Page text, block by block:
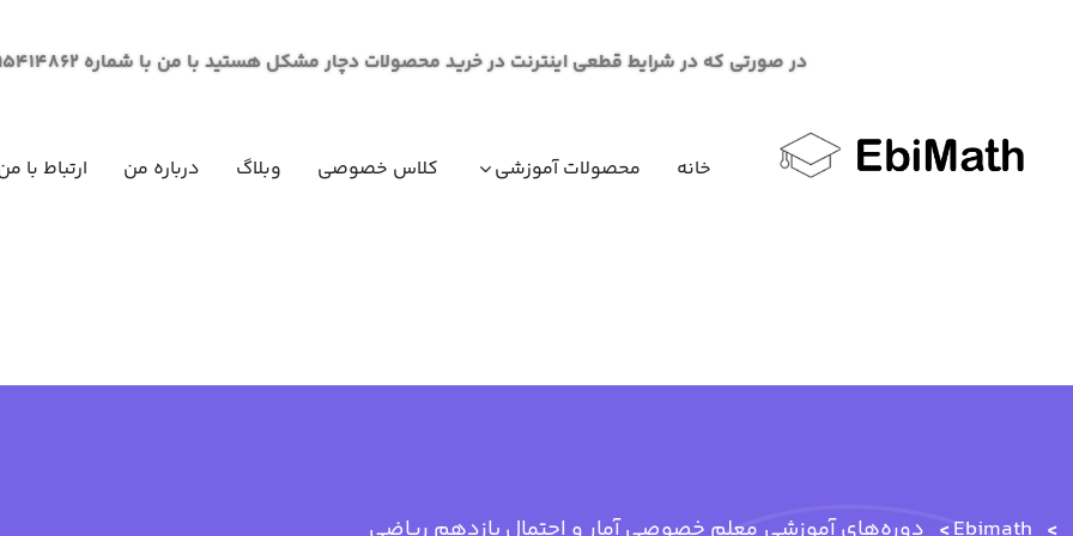
در صورتی که در شرایط قطعی اینترنت در خرید محصولات دچار مشکل هستید با من با شماره 09195414862 از طریق پیام در ارتباط باشید.
خانه محصولات آموزشی کلاس خصوصی وبلاگ درباره من ارتباط با